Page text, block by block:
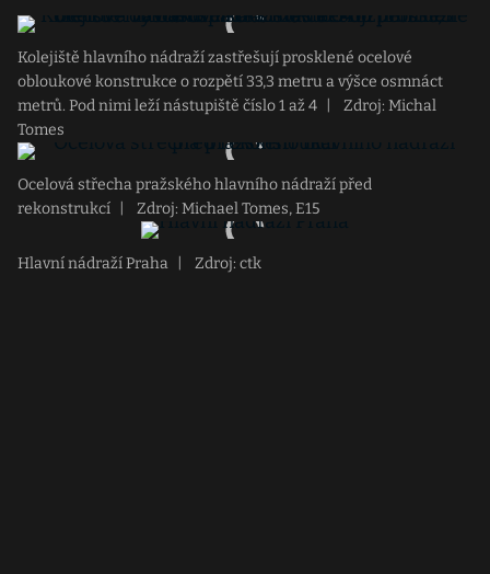
Kolejiště hlavního nádraží zastřešují prosklené ocelové
obloukové konstrukce o rozpětí 33,3 metru a výšce osmnáct
metrů. Pod nimi leží nástupiště číslo 1 až 4
Zdroj: Michal
Tomes
Ocelová střecha pražského hlavního nádraží před
rekonstrukcí
Zdroj: Michael Tomes, E15
Hlavní nádraží Praha Zdroj: ctk